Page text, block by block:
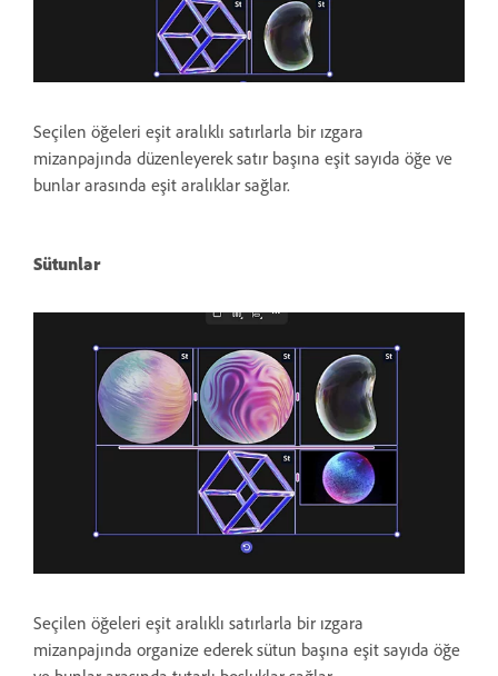
Seçilen öğeleri eşit aralıklı satırlarla bir ızgara
mizanpajında düzenleyerek satır başına eşit sayıda öğe ve
bunlar arasında eşit aralıklar sağlar.
Sütunlar
Seçilen öğeleri eşit aralıklı satırlarla bir ızgara
mizanpajında organize ederek sütun başına eşit sayıda öğe